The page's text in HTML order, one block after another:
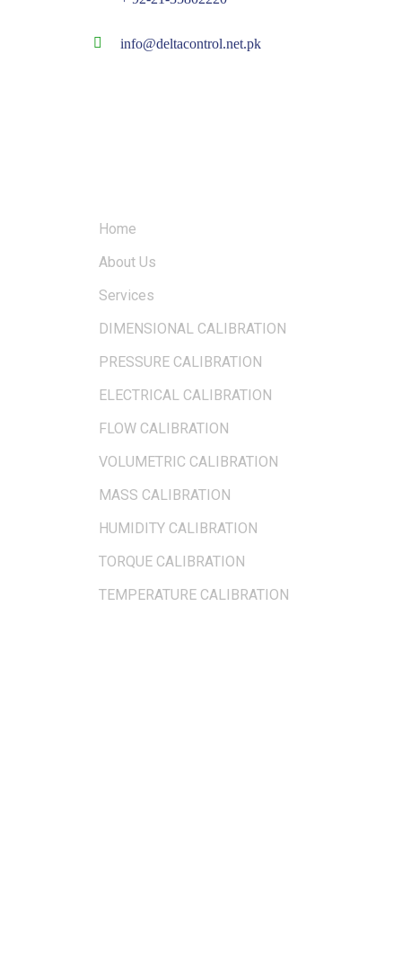
info@deltacontrol.net.pk
Home
About Us
Services
DIMENSIONAL CALIBRATION
PRESSURE CALIBRATION
ELECTRICAL CALIBRATION
FLOW CALIBRATION
VOLUMETRIC CALIBRATION
MASS CALIBRATION
HUMIDITY CALIBRATION
TORQUE CALIBRATION
TEMPERATURE CALIBRATION